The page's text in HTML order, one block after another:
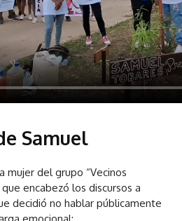
Samuel
mujer del grupo “Vecinos
encabezó los discursos a
decidió no hablar públicamente
emocional: